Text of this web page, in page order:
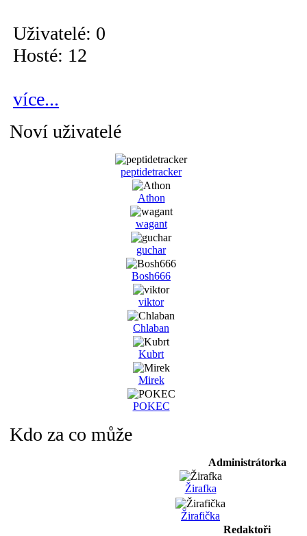
Uživatelé: 0
Hosté: 12
více...
Noví uživatelé
peptidetracker
Athon
wagant
guchar
Bosh666
viktor
Chlaban
Kubrt
Mirek
POKEC
Kdo za co může
Administrátorka
Žirafka
Žirafička
Redaktoři